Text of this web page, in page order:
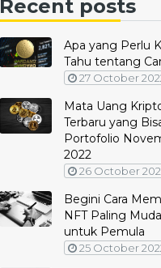
Recent posts
Apa yang Perlu
Tahu tentang
27 October
Mata Uang
Terbaru yang
Portofolio
2022
26 October
Begini Cara
NFT Paling
untuk Pemula
25 October